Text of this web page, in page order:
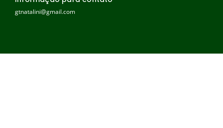
gtnatalini@gmail.com